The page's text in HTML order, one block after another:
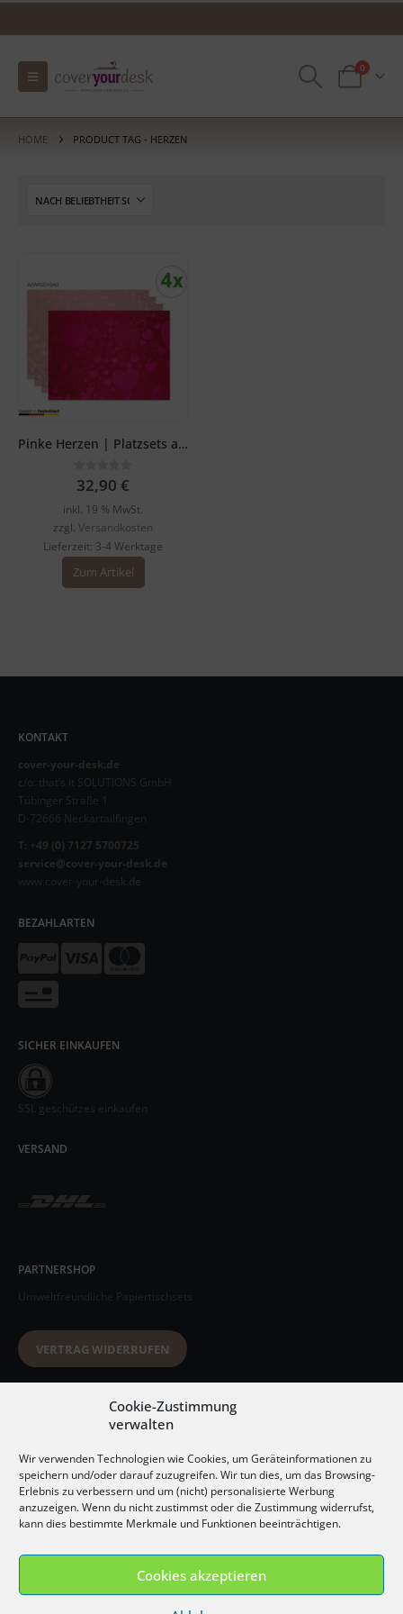
Cookie-Zustimmung
verwalten
Wir verwenden Technologien wie Cookies, um Geräteinformationen zu
speichern und/oder darauf zuzugreifen. Wir tun dies, um das Browsing-
Erlebnis zu verbessern und um (nicht) personalisierte Werbung
anzuzeigen. Wenn du nicht zustimmst oder die Zustimmung widerrufst,
kann dies bestimmte Merkmale und Funktionen beeinträchtigen.
Cookies akzeptieren
0
HOME PRODUCT TAG - HERZEN
Pinke Herzen | Platzsets aus Premium-Vinyl 44 x 32 cm – 4 Stück
0out of 5
32,90 €
inkl. 19 % MwSt.
zzgl. Versandkosten
Lieferzeit: 3-4 Werktage
Zum Artikel
KONTAKT
cover-your-desk.de
c/o: that’s it SOLUTIONS GmbH
Tübinger Straße 1
D-72666 Neckartailfingen
T: +49 (0) 7127 5700725
service@cover-your-desk.de
www.cover-your-desk.de
BEZAHLARTEN
SICHER EINKAUFEN
SSL geschützes einkaufen
VERSAND
PARTNERSHOP
Umweltfreundliche Papiertischsets
VERTRAG WIDERRUFEN
Datenschutzerklärung
Impressum
Widerrufsbelehrung
Versandkosten